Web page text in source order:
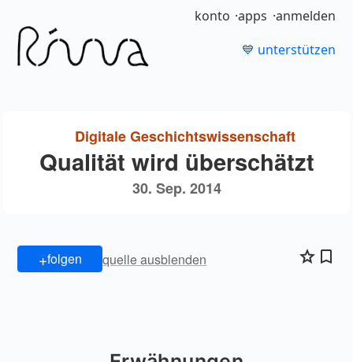
konto apps anmelden
💙 unterstützen
Digitale Geschichtswissenschaft
Qualität wird überschätzt
30. Sep. 2014
+folgen quelle ausblenden